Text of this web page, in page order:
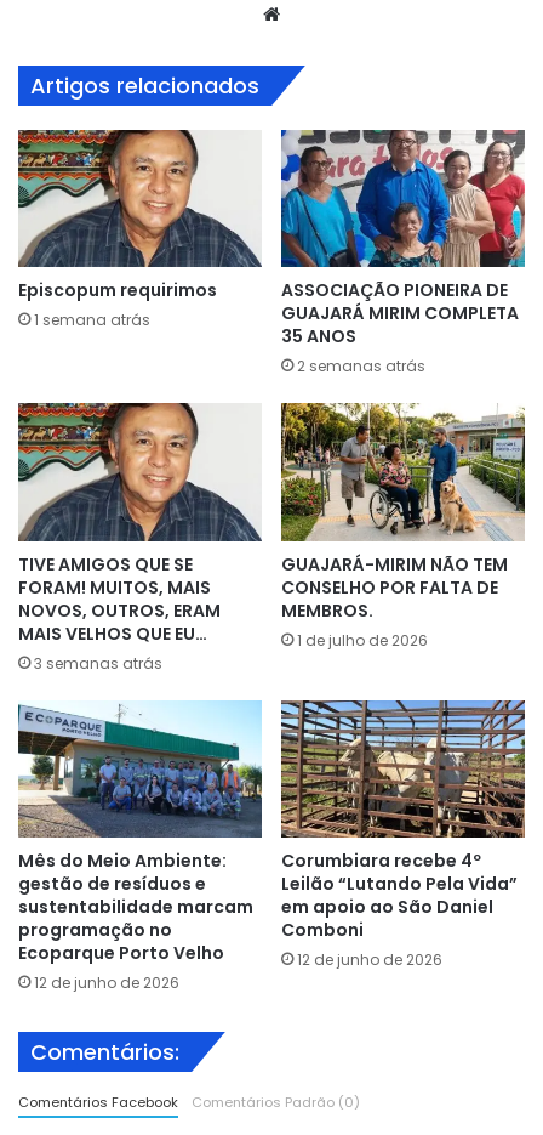
Artigos relacionados
Episcopum requirimos
1 semana atrás
ASSOCIAÇÃO PIONEIRA DE
GUAJARÁ MIRIM COMPLETA
35 ANOS
2 semanas atrás
TIVE AMIGOS QUE SE
FORAM! MUITOS, MAIS
NOVOS, OUTROS, ERAM
MAIS VELHOS QUE EU…
3 semanas atrás
GUAJARÁ-MIRIM NÃO TEM
CONSELHO POR FALTA DE
MEMBROS.
1 de julho de 2026
Mês do Meio Ambiente:
gestão de resíduos e
sustentabilidade marcam
programação no
Ecoparque Porto Velho
12 de junho de 2026
Corumbiara recebe 4º
Leilão “Lutando Pela Vida”
em apoio ao São Daniel
Comboni
12 de junho de 2026
Comentários:
Comentários Facebook Comentários Padrão (0)